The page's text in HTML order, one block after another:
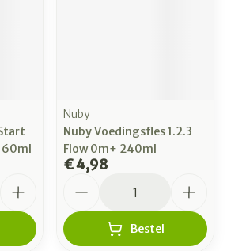
Nuby
Nuby Voedingsfles 1.2.3
Flow 0m+ 240ml
€ 4,98
Bestel